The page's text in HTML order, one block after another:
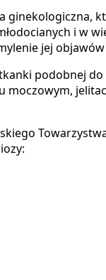
ginekologiczna,
i w
jej
podobnej